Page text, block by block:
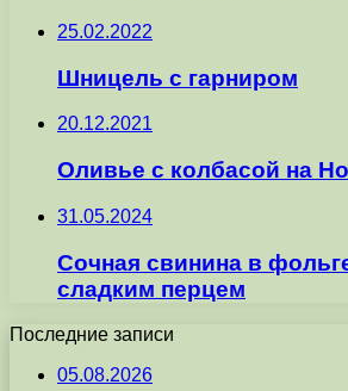
25.02.2022
Шницель с гарниром
20.12.2021
Оливье с колбасой на
31.05.2024
Сочная свинина в
сладким перцем
Последние записи
05.08.2026